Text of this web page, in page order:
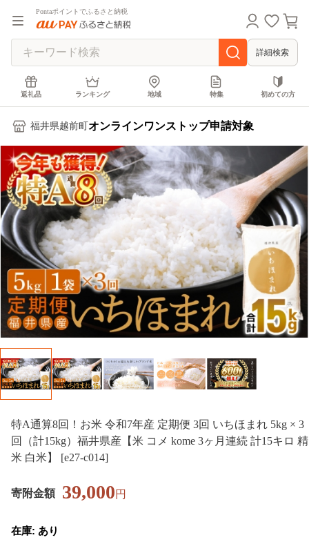
Pontaポイントでふるさと納税
詳細検索
返礼品 ランキング 地域 特集 初めての方
福井県越前町 オンラインワンストップ申請対象
特A通算8回！お米 令和7年産 定期便 3回 いちほまれ 5kg × 3
回（計15kg）福井県産【米 コメ kome 3ヶ月連続 計15キロ 精
米 白米】 [e27-c014]
寄附金額 39,000円
在庫: あり